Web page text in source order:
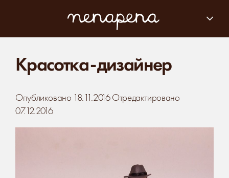
Красотка-дизайнер
Опубликовано 18.11.2016Отредактировано
07.12.2016